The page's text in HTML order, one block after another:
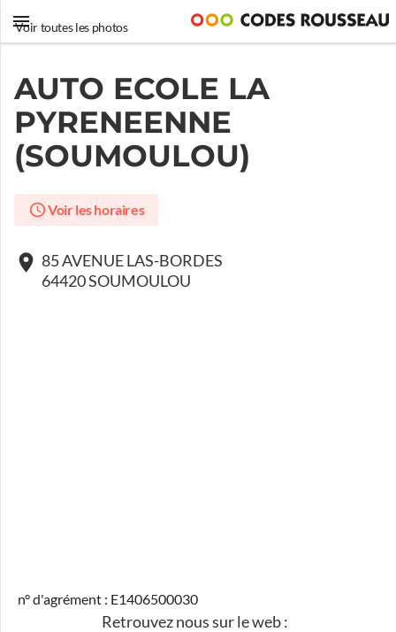
Voir toutes les photos
AUTO ECOLE LA
PYRENEENNE
(SOUMOULOU)
Voir les horaires
85 AVENUE LAS-BORDES
64420 SOUMOULOU
n° d'agrément : E1406500030
Retrouvez nous sur le web :